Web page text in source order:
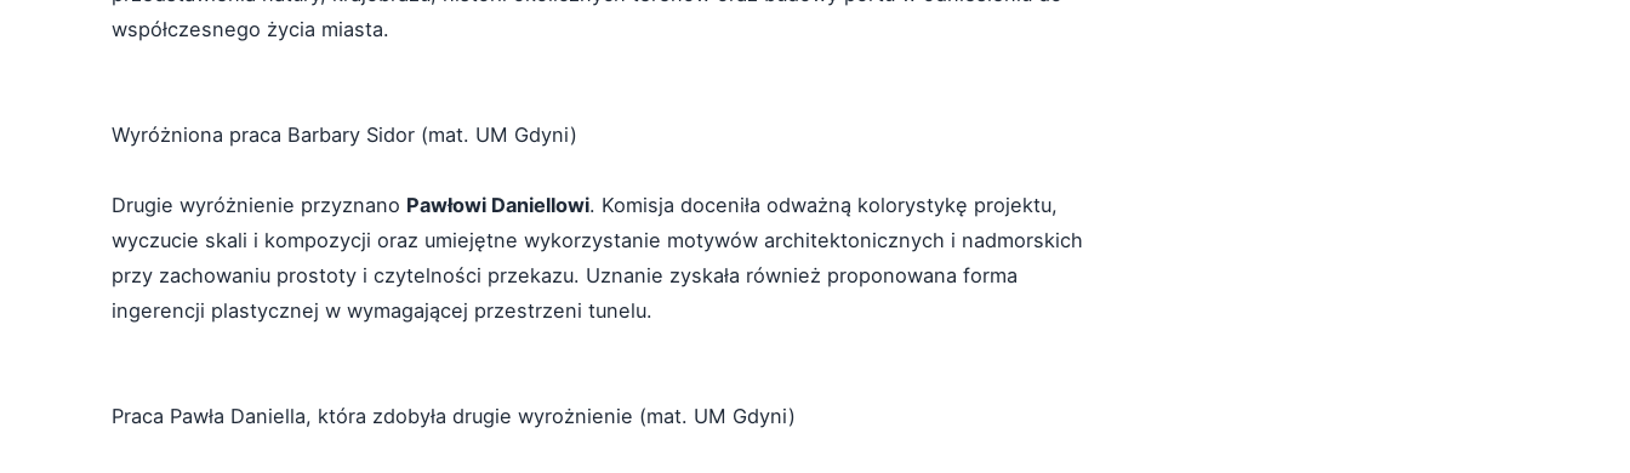
współczesnego życia miasta.
Wyróżniona praca Barbary Sidor (mat. UM Gdyni)
Drugie wyróżnienie przyznano Pawłowi Daniellowi. Komisja doceniła odważną kolorystykę projektu,
wyczucie skali i kompozycji oraz umiejętne wykorzystanie motywów architektonicznych i nadmorskich
przy zachowaniu prostoty i czytelności przekazu. Uznanie zyskała również proponowana forma
ingerencji plastycznej w wymagającej przestrzeni tunelu.
Praca Pawła Daniella, która zdobyła drugie wyrożnienie (mat. UM Gdyni)